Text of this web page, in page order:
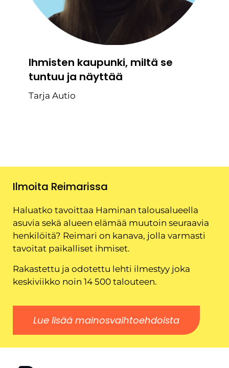
Ihmisten kaupunki, miltä se
tuntuu ja näyttää
Tarja Autio
Ilmoita Reimarissa
Haluatko tavoittaa Haminan talousalueella
asuvia sekä alueen elämää muutoin seuraavia
henkilöitä? Reimari on kanava, jolla varmasti
tavoitat paikalliset ihmiset.
Rakastettu ja odotettu lehti ilmestyy joka
keskiviikko noin 14 500 talouteen.
Lue lisää mainosvaihtoehdoista